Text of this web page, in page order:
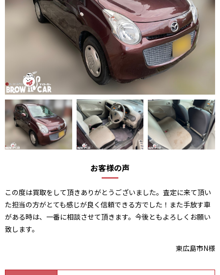
お客様の声
この度は買取をして頂きありがとうございました。査定に来て頂い
た担当の方がとても感じが良く信頼できる方でした！また手放す車
がある時は、一番に相談させて頂きます。今後ともよろしくお願い
致します。
東広島市N様